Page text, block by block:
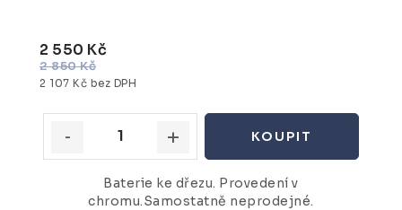
2 107 Kč bez DPH
2 550 Kč
2 850 Kč
Baterie ke dřezu. Provedení v
chromu.Samostatně neprodejné.